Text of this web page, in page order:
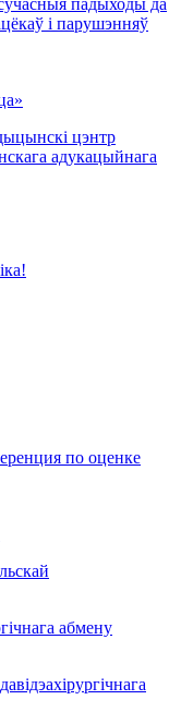
падыходы да
і парушэнняў
цэнтр
адукацыйнага
по оценке
абмену